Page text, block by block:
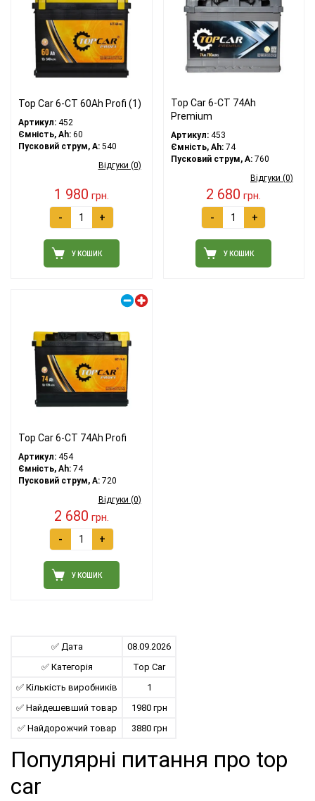
Top Car 6-CT 60Ah Profi (1)
Артикул: 452
Ємність, Ah: 60
Пусковий струм, A: 540
Відгуки (0)
1 980 грн.
- +
У КОШИК
Top Car 6-CT 74Ah
Premium
Артикул:453
Ємність, Ah:74
Пусковий струм, A:760
Відгуки (0)
2 680 грн.
- +
У КОШИК
Top Car 6-CT 74Ah Profi
Артикул: 454
Ємність, Ah: 74
Пусковий струм, A: 720
Відгуки (0)
2 680 грн.
- +
У КОШИК
✅ Дата
08.09.2026
✅ Категорія
Top Car
✅ Кількість виробників
1
✅ Найдешевший товар
1980 грн
✅ Найдорожчий товар
3880 грн
Популярні питання про top
car